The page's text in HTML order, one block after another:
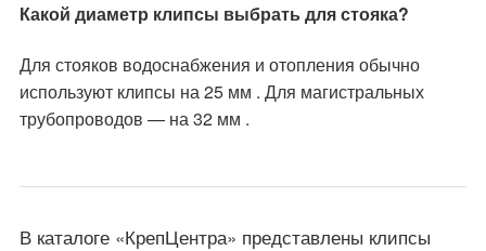
Какой диаметр клипсы выбрать для стояка?
Для стояков водоснабжения и отопления обычно
используют клипсы на 25 мм . Для магистральных
трубопроводов — на 32 мм .
В каталоге «КрепЦентра» представлены клипсы